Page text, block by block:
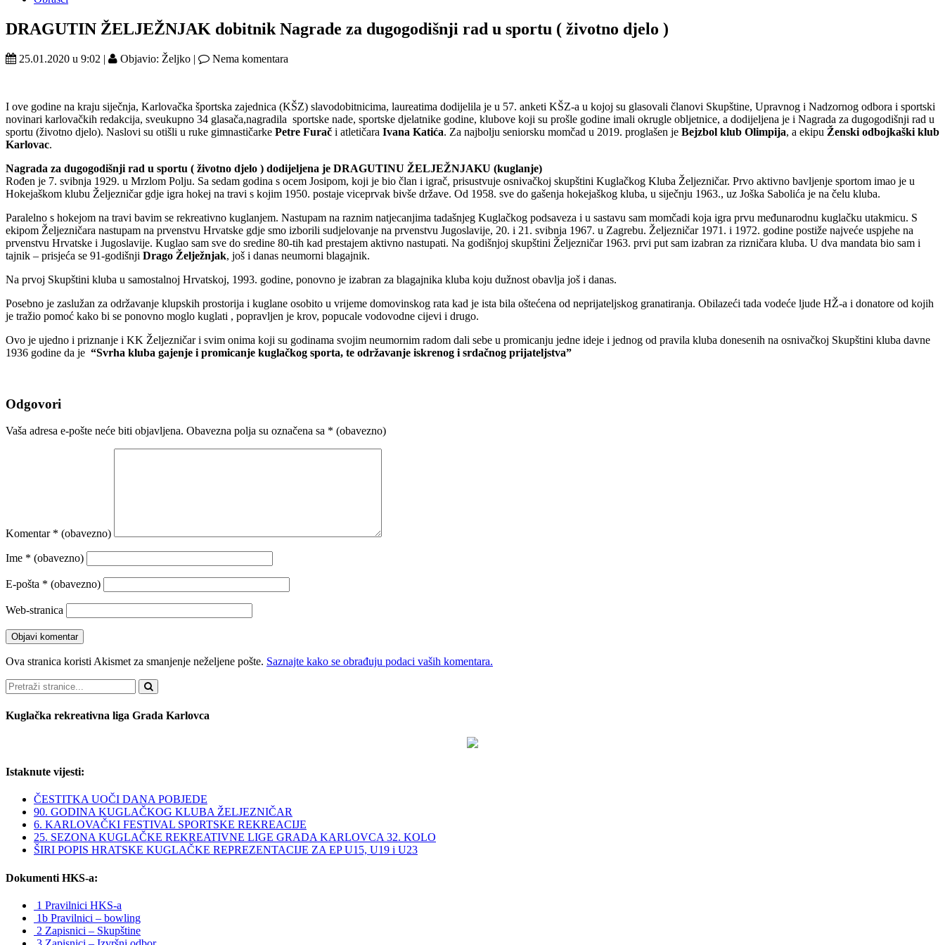
DRAGUTIN ŽELJEŽNJAK dobitnik Nagrade za dugogodišnji rad u sportu ( životno djelo )
25.01.2020 u 9:02 | Objavio: Željko | Nema komentara
I ove godine na kraju siječnja, Karlovačka športska zajednica (KŠZ) slavodobitnicima, laureatima dodijelila je u 57. anketi KŠZ-a u kojoj su glasovali članovi Skupštine, Upravnog i Nadzornog odbora i sportski
novinari karlovačkih redakcija, sveukupno 34 glasača,nagradila sportske nade, sportske djelatnike godine, klubove koji su prošle godine imali okrugle obljetnice, a dodijeljena je i Nagrada za dugogodišnji rad u
sportu (životno djelo). Naslovi su otišli u ruke gimnastičarke Petre Furač i atletičara Ivana Katića. Za najbolju seniorsku momčad u 2019. proglašen je Bejzbol klub Olimpija, a ekipu Ženski odbojkaški klub
Karlovac.
Nagrada za dugogodišnji rad u sportu ( životno djelo ) dodijeljena je DRAGUTINU ŽELJEŽNJAKU (kuglanje)
Rođen je 7. svibnja 1929. u Mrzlom Polju. Sa sedam godina s ocem Josipom, koji je bio član i igrač, prisustvuje osnivačkoj skupštini Kuglačkog Kluba Željezničar. Prvo aktivno bavljenje sportom imao je u
Hokejaškom klubu Željezničar gdje igra hokej na travi s kojim 1950. postaje viceprvak bivše države. Od 1958. sve do gašenja hokejaškog kluba, u siječnju 1963., uz Joška Sabolića je na čelu kluba.
Paralelno s hokejom na travi bavim se rekreativno kuglanjem. Nastupam na raznim natjecanjima tadašnjeg Kuglačkog podsaveza i u sastavu sam momčadi koja igra prvu međunarodnu kuglačku utakmicu. S
ekipom Željezničara nastupam na prvenstvu Hrvatske gdje smo izborili sudjelovanje na prvenstvu Jugoslavije, 20. i 21. svibnja 1967. u Zagrebu. Željezničar 1971. i 1972. godine postiže najveće uspjehe na
prvenstvu Hrvatske i Jugoslavije. Kuglao sam sve do sredine 80-tih kad prestajem aktivno nastupati. Na godišnjoj skupštini Željezničar 1963. prvi put sam izabran za rizničara kluba. U dva mandata bio sam i
tajnik – prisjeća se 91-godišnji Drago Želježnjak, još i danas neumorni blagajnik.
Na prvoj Skupštini kluba u samostalnoj Hrvatskoj, 1993. godine, ponovno je izabran za blagajnika kluba koju dužnost obavlja još i danas.
Posebno je zaslužan za održavanje klupskih prostorija i kuglane osobito u vrijeme domovinskog rata kad je ista bila oštećena od neprijateljskog granatiranja. Obilazeći tada vodeće ljude HŽ-a i donatore od kojih
je tražio pomoć kako bi se ponovno moglo kuglati , popravljen je krov, popucale vodovodne cijevi i drugo.
Ovo je ujedno i priznanje i KK Željezničar i svim onima koji su godinama svojim neumornim radom dali sebe u promicanju jedne ideje i jednog od pravila kluba donesenih na osnivačkoj Skupštini kluba davne
1936 godine da je “Svrha kluba gajenje i promicanje kuglačkog sporta, te održavanje iskrenog i srdačnog prijateljstva”
Odgovori
Vaša adresa e-pošte neće biti objavljena. Obavezna polja su označena sa * (obavezno)
Komentar * (obavezno)
Ime * (obavezno)
E-pošta * (obavezno)
Web-stranica
Ova stranica koristi Akismet za smanjenje neželjene pošte. Saznajte kako se obrađuju podaci vaših komentara.
Pretraži
Kuglačka rekreativna liga Grada Karlovca
Istaknute vijesti:
ČESTITKA UOČI DANA POBJEDE
90. GODINA KUGLAČKOG KLUBA ŽELJEZNIČAR
6. KARLOVAČKI FESTIVAL SPORTSKE REKREACIJE
25. SEZONA KUGLAČKE REKREATIVNE LIGE GRADA KARLOVCA 32. KOLO
ŠIRI POPIS HRATSKE KUGLAČKE REPREZENTACIJE ZA EP U15, U19 i U23
Dokumenti HKS-a:
1 Pravilnici HKS-a
1b Pravilnici – bowling
2 Zapisnici – Skupštine